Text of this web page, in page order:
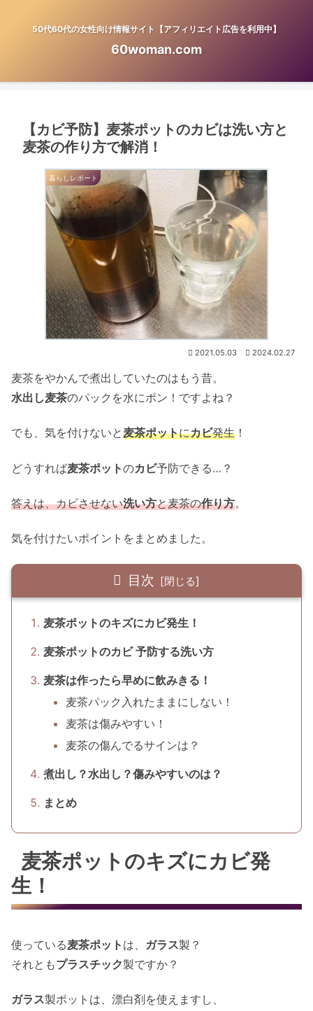
50代60代の女性向け情報サイト【アフィリエイト広告を利用中】
60woman.com
【カビ予防】麦茶ポットのカビは洗い方と
麦茶の作り方で解消！
暮らしレポート
2021.05.03 2024.02.27
麦茶をやかんで煮出していたのはもう昔。
水出し麦茶のパックを水にポン！ですよね？
でも、気を付けないと麦茶ポットにカビ発生 ！
どうすれば麦茶ポットのカビ予防できる…？
答えは、カビさせない洗い方と麦茶の作り方。
気を付けたいポイントをまとめました。
目次
麦茶ポットのキズにカビ発生！
麦茶ポットのカビ 予防する洗い方
麦茶は作ったら早めに飲みきる！
麦茶パック入れたままにしない！
麦茶は傷みやすい！
麦茶の傷んでるサインは？
煮出し？水出し？傷みやすいのは？
まとめ
麦茶ポットのキズにカビ発
生！
使っている麦茶ポット は、 ガラス製？
それともプラスチック製ですか？
ガラス製ポットは、漂白剤を使えますし、